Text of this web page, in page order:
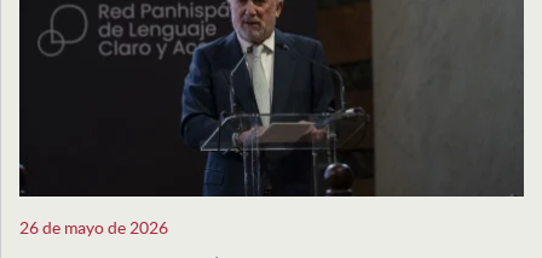
26 de mayo de 2026